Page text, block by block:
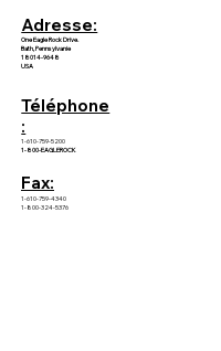
Adresse:
One Eagle Rock Drive.
Bath, Pennsylvanie
18014-9648
USA
Téléphone
:
1-610-759-5200
1-800-EAGLEROCK
Fax:
1-610-759-4340
1-800-324-5376